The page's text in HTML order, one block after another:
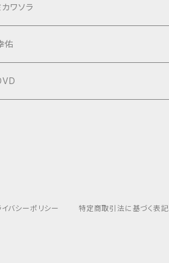
ワソラ
佑
イバシーポリシー 特定商取引法に基づく表記